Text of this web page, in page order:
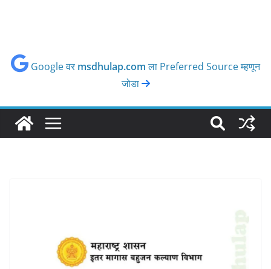
Google वर msdhulap.comला Preferred Source म्हणून
जोडा